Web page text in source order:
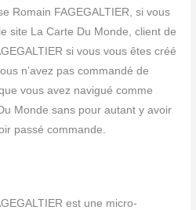
Romain FAGEGALTIER, si vous
site La Carte Du Monde, client de
si vous vous êtes créé
n’avez pas commandé de
vous avez navigué comme
Monde sans pour autant y avoir
passé commande.
est une micro-